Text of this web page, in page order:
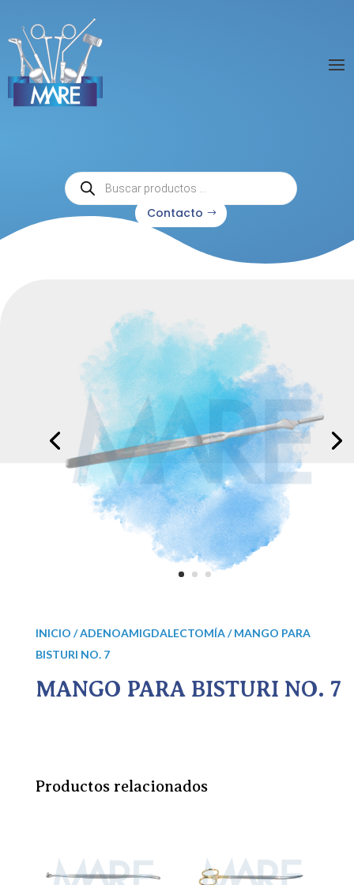
Búsqueda
de
productos
Contacto
INICIO /ADENOAMIGDALECTOMÍA/ MANGO PARA
BISTURI NO. 7
MANGO PARA BISTURI NO. 7
Productos relacionados